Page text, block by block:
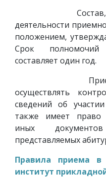
Состав,
деятельности
положением,
Срок
составляет один год.
Приемная
осуществлять
сведений об
также имеет право
иных
представляемых
Правила приема в
институт